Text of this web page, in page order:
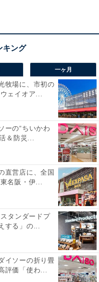
Instagram
第一寶亭留 翠山亭」
食を堪能できる宿で
「桂木乃湯」や、広々
なる大浴場で心ゆくま
、全道各地の漁港から
直接訪ねて厳選した素
の味覚を活かした限定
かな食膳を囲めます。
一ヶ月
牧場に、市初の
ェイオア...
ーの“ちいかわ
＆防災...
直営店に、全国
名阪・伊...
タンダードプ
する」の...
イソーの折り畳
評価「使わ...